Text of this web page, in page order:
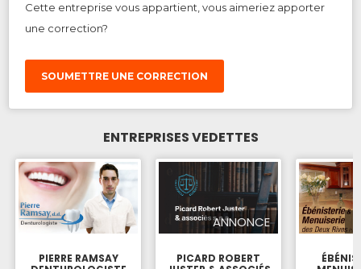
Cette entreprise vous appartient, vous aimeriez apporter
une correction?
SOUMETTRE UNE CORRECTION
ENTREPRISES VEDETTES
PIERRE RAMSAY
ANNONCE
PICARD ROBERT